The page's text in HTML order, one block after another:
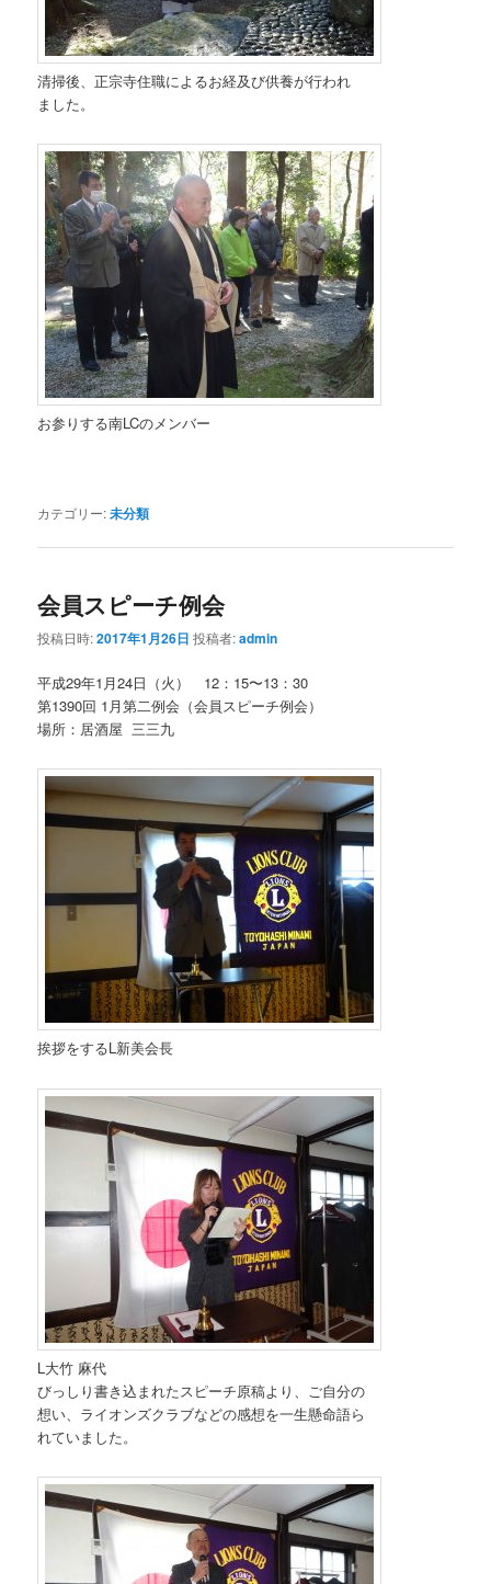
清掃後、正宗寺住職によるお経及び供養が行われ
ました。
お参りする南LCのメンバー
カテゴリー:未分類
会員スピーチ例会
投稿日時:2017年1月26日 投稿者:admin
平成29年1月24日（火） 12：15〜13：30
第1390回 1月第二例会（会員スピーチ例会）
場所：居酒屋 三三九
挨拶をするL新美会長
L大竹 麻代
びっしり書き込まれたスピーチ原稿より、ご自分の
想い、ライオンズクラブなどの感想を一生懸命語ら
れていました。